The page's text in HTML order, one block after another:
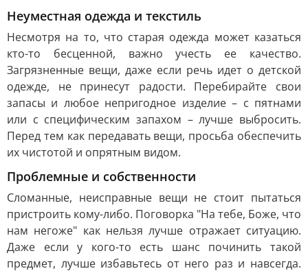
Неуместная одежда и текстиль
Несмотря на то, что старая одежда может казаться
кто-то бесценной, важно учесть ее качество.
Загрязненные вещи, даже если речь идет о детской
одежде, не принесут радости. Перебирайте свои
запасы и любое непригодное изделие – с пятнами
или с специфическим запахом – лучше выбросить.
Перед тем как передавать вещи, просьба обеспечить
их чистотой и опрятным видом.
Проблемные и собственности
Сломанные, неисправные вещи не стоит пытаться
пристроить кому-либо. Поговорка "На тебе, Боже, что
нам негоже" как нельзя лучше отражает ситуацию.
Даже если у кого-то есть шанс починить такой
предмет, лучше избавьтесь от него раз и навсегда.